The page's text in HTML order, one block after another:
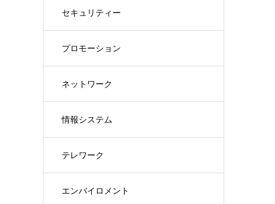
セキュリティー
プロモーション
ネットワーク
情報システム
テレワーク
エンバイロメント